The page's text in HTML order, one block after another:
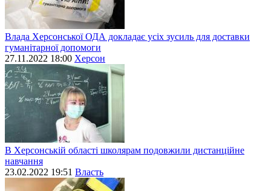
Влада Херсонської ОДА докладає усіх зусиль для доставки
гуманітарної допомоги
27.11.2022 18:00 Херсон
В Херсонській області школярам подовжили дистанційне
навчання
23.02.2022 19:51 Власть